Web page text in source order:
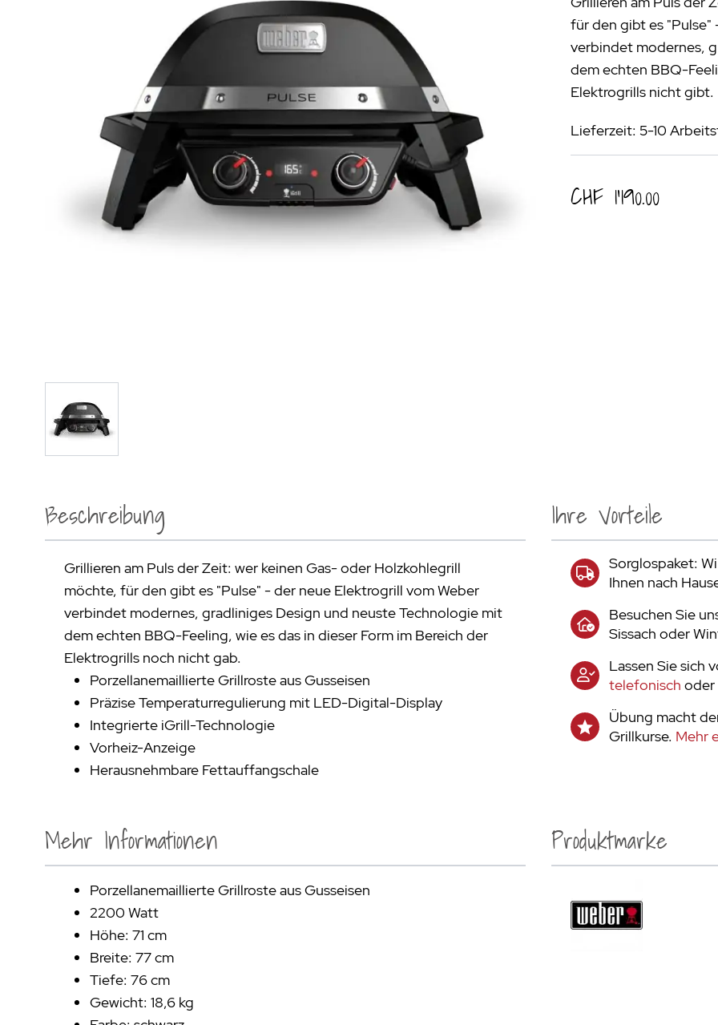
Weber Elektrogrill
Weber Zubehör
>
BBQ Kitchen - Outdoorküchen Weber
Grillmontage & Lieferung
Fondue & Raclette
Schüsseln & Siebe
Schalen & Körbe
Diverses
Kühltaschen | Isoliertaschen
für den gibt es
verbindet modernes,
dem echten BBQ-
Elektrogrills nicht gibt.
Lieferzeit: 5-10
CHF 1’190.00
Beschreibung
Grillieren am Puls der Zeit: wer keinen Gas- oder Holzkohlegrill
möchte, für den gibt es "Pulse" - der neue Elektrogrill vom Weber
verbindet modernes, gradliniges Design und neuste Technologie mit
dem echten BBQ-Feeling, wie es das in dieser Form im Bereich der
Elektrogrills noch nicht gab.
Porzellanemaillierte Grillroste aus Gusseisen
Präzise Temperaturregulierung mit LED-Digital-Display
Integrierte iGrill-Technologie
Vorheiz-Anzeige
Herausnehmbare Fettauffangschale
Ihre Vorteile
Sorglospaket:
Ihnen nach
Besuchen Sie
Sissach oder
Lassen Sie sich
telefonisch oder
Übung macht
Grillkurse. Mehr
Mehr Informationen
Porzellanemaillierte Grillroste aus Gusseisen
2200 Watt
Höhe: 71 cm
Breite: 77 cm
Tiefe: 76 cm
Gewicht: 18,6 kg
Produktmarke